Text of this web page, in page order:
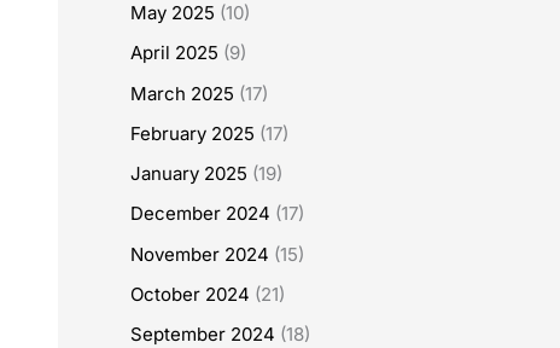
May 2025 (10)
April 2025 (9)
March 2025 (17)
February 2025 (17)
January 2025 (19)
December 2024 (17)
November 2024 (15)
October 2024 (21)
September 2024 (18)